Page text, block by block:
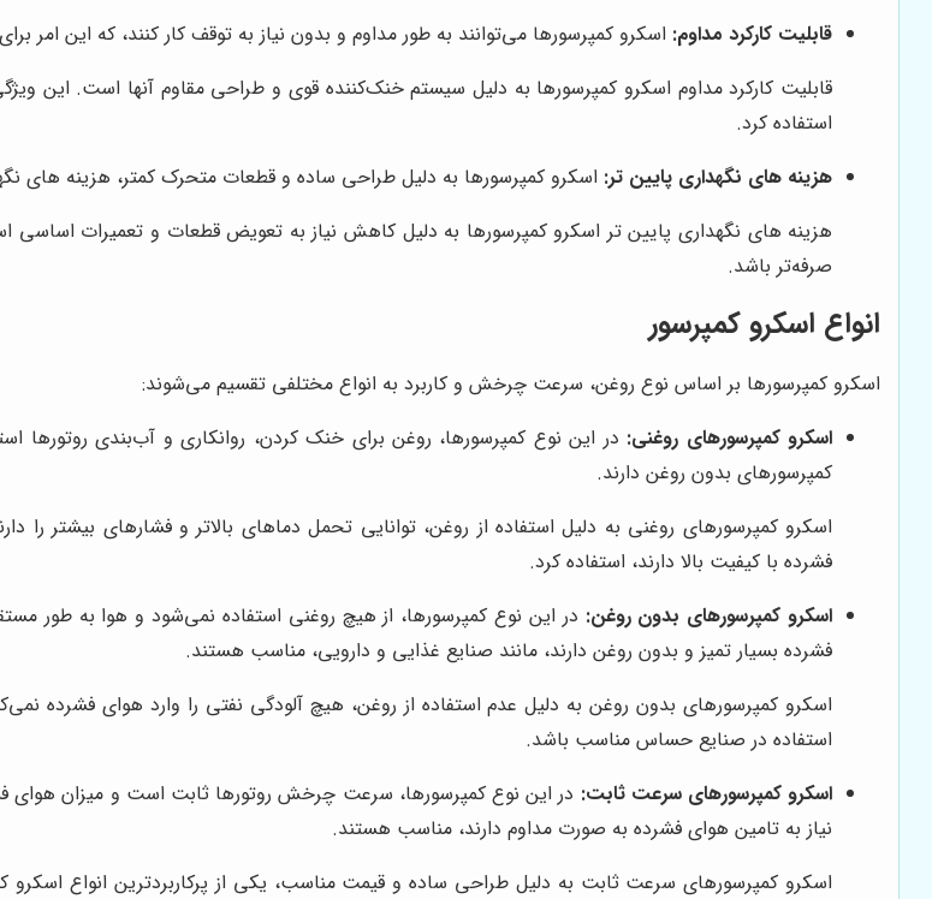
قابلیت کارکرد مداوم: اسکرو کمپرسورها می‌توانند به طور مداوم و بدون نیاز به توقف کار کنند، که این امر برای صنایعی که
قابلیت کارکرد مداوم اسکرو کمپرسورها به دلیل سیستم خنک‌کننده قوی و طراحی مقاوم آنها است.
استفاده کرد.
هزینه های نگهداری پایین تر: اسکرو کمپرسورها به دلیل طراحی ساده و قطعات متحرک کمتر، هزینه های
هزینه های نگهداری پایین تر اسکرو کمپرسورها به دلیل کاهش نیاز به تعویض قطعات و تعمیرات اساسی
صرفه‌تر باشد.
انواع اسکرو کمپرسور
اسکرو کمپرسورها بر اساس نوع روغن، سرعت چرخش و کاربرد به انواع مختلفی تقسیم می‌شوند:
اسکرو کمپرسورهای روغنی: در این نوع کمپرسورها، روغن برای خنک کردن، روانکاری و آب‌بندی روتورها
کمپرسورهای بدون روغن دارند.
اسکرو کمپرسورهای روغنی به دلیل استفاده از روغن، توانایی تحمل دماهای بالاتر و فشارهای بیشتر را
فشرده با کیفیت بالا دارند، استفاده کرد.
اسکرو کمپرسورهای بدون روغن: در این نوع کمپرسورها، از هیچ روغنی استفاده نمی‌شود و هوا به طور
فشرده بسیار تمیز و بدون روغن دارند، مانند صنایع غذایی و دارویی، مناسب هستند.
اسکرو کمپرسورهای بدون روغن به دلیل عدم استفاده از روغن، هیچ آلودگی نفتی را وارد هوای فشرده
استفاده در صنایع حساس مناسب باشد.
اسکرو کمپرسورهای سرعت ثابت: در این نوع کمپرسورها، سرعت چرخش روتورها ثابت است و میزان
نیاز به تامین هوای فشرده به صورت مداوم دارند، مناسب هستند.
اسکرو کمپرسورهای سرعت ثابت به دلیل طراحی ساده و قیمت مناسب، یکی از پرکاربردترین انواع